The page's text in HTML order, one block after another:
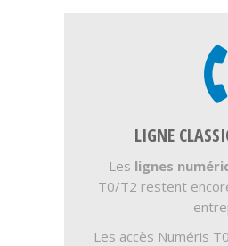
LIGNE
Les lignes
T0/T2 restent
Les accès Numéris